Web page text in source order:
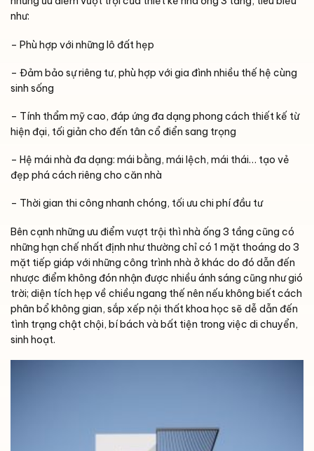
như:
– Phù hợp với những lô đất hẹp
– Đảm bảo sự riêng tư, phù hợp với gia đình nhiều thế hệ cùng
sinh sống
– Tính thẩm mỹ cao, đáp ứng đa dạng phong cách thiết kế từ
hiện đại, tối giản cho đến tân cổ điển sang trọng
– Hệ mái nhà đa dạng: mái bằng, mái lệch, mái thái… tạo vẻ
đẹp phá cách riêng cho căn nhà
– Thời gian thi công nhanh chóng, tối ưu chi phí đầu tư
Bên cạnh những ưu điểm vượt trội thì nhà ống 3 tầng cũng có
những hạn chế nhất định như thường chỉ có 1 mặt thoáng do 3
mặt tiếp giáp với những công trình nhà ở khác do đó dẫn đến
nhược điểm không đón nhận được nhiều ánh sáng cũng như gió
trời; diện tích hẹp về chiều ngang thế nên nếu không biết cách
phân bổ không gian, sắp xếp nội thất khoa học sẽ dễ dẫn đến
tình trạng chật chội, bí bách và bất tiện trong việc di chuyển,
sinh hoạt.